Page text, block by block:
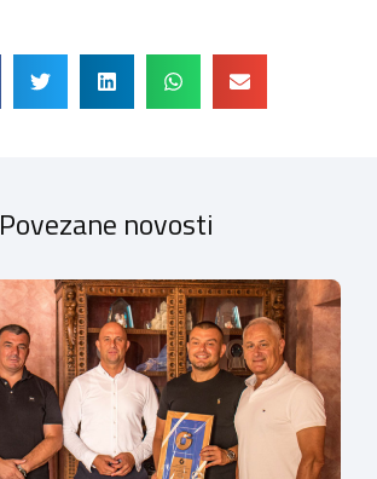
Povezane novosti